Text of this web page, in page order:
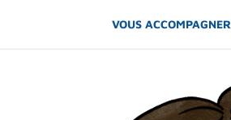
VOUS ACCOMPAGNER